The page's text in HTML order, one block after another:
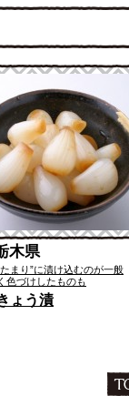
木県
まり”に漬け込むのが一般
色づけしたものも
ょう漬